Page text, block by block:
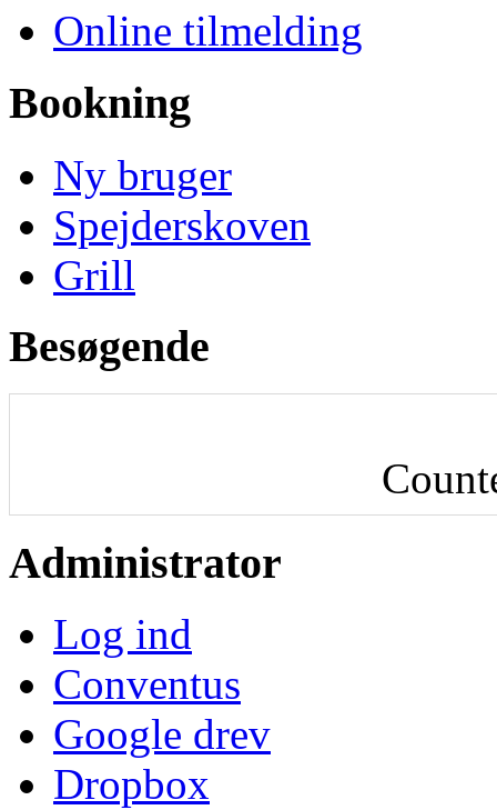
Online tilmelding
Bookning
Ny bruger
Spejderskoven
Grill
Besøgende
Administrator
Log ind
Conventus
Google drev
Dropbox